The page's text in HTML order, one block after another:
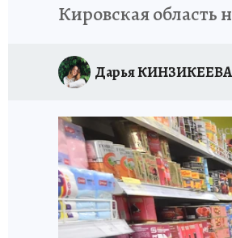
Кировская область
Дарья КИНЗИКЕЕВА